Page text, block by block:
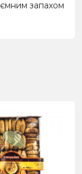
запахом